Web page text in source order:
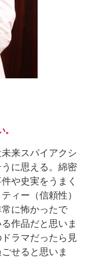
来スパイアクシ
に思える。綿密
や史実をうまく
ィー（信頼性）
に怖かったで
作品だと思いま
ラマだったら見
せると思いま